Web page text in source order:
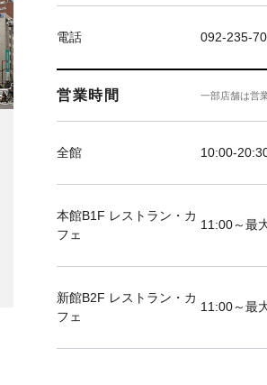
電話 092-235-
営業時間 一部店舗は営
全館 10:00-
本館B1F レストラン・カ
フェ
11:00～最
新館B2F レストラン・カ
フェ
11:00～最